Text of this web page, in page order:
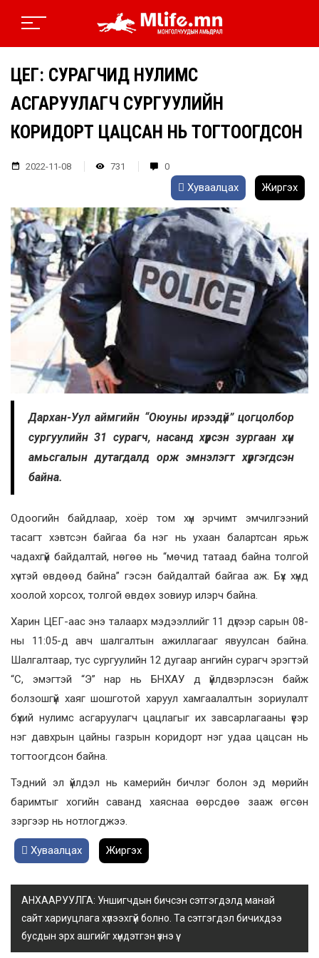
ЦЕГ: СУРАГЧИД НУЛИМС
АСГАРУУЛАГЧ СУРГУУЛИЙН
КОРИДОРТ ЦАЦСАН НЬ ТОГТООГДСОН
2022-11-08 731 0
Хуваалцах Жиргэх
Дархан-Уул аймгийн “Оюуны ирээдүй” цогцолбор
сургуулийн 31 сурагч, насанд хүрсэн зургаан хүн
амьсгалын дутагдалд орж эмнэлэгт хүргэгдсэн
байна.
Одоогийн байдлаар, хоёр том хүн эрчимт эмчилгээний
тасагт хэвтсэн байгаа ба нэг нь ухаан балартсан ярьж
чадахгүй байдалтай, нөгөө нь “мөчид татаад байна толгой
хүчтэй өвдөөд байна” гэсэн байдалтай байгаа аж. Бүх хүнд
хоолой хорсох, толгой өвдөх зовиур илэрч байна.
Харин ЦЕГ-аас энэ талаарх мэдээллийг 11 дүгээр сарын 08-
ны 11:05-д авч шалгалтын ажиллагааг явуулсан байна.
Шалгалтаар, тус сургуулийн 12 дугаар ангийн сурагч эрэгтэй
“С, эмэгтэй “Э” нар нь БНХАУ д үйлдвэрлэсэн байж
болзошгүй хаяг шошготой харуул хамгаалалтын зориулалт
бүхий нулимс асгаруулагч цацлагыг их завсарлагааны үеэр
нэг давхрын цайны газрын коридорт нэг удаа цацсан нь
тогтоогдсон байна.
Тэдний эл үйлдэл нь камерийн бичлэг болон эд мөрийн
баримтыг хогийн саванд хаяснаа өөрсдөө зааж өгсөн
зэргээр нь нотлогджээ.
Хуваалцах Жиргэх
АНХААРУУЛГА: Уншигчдын бичсэн сэтгэгдэлд манай
сайт хариуцлага хүлээхгүй болно. Та сэтгэгдэл бичихдээ
бусдын эрх ашгийг хүндэтгэн үзнэ үү.